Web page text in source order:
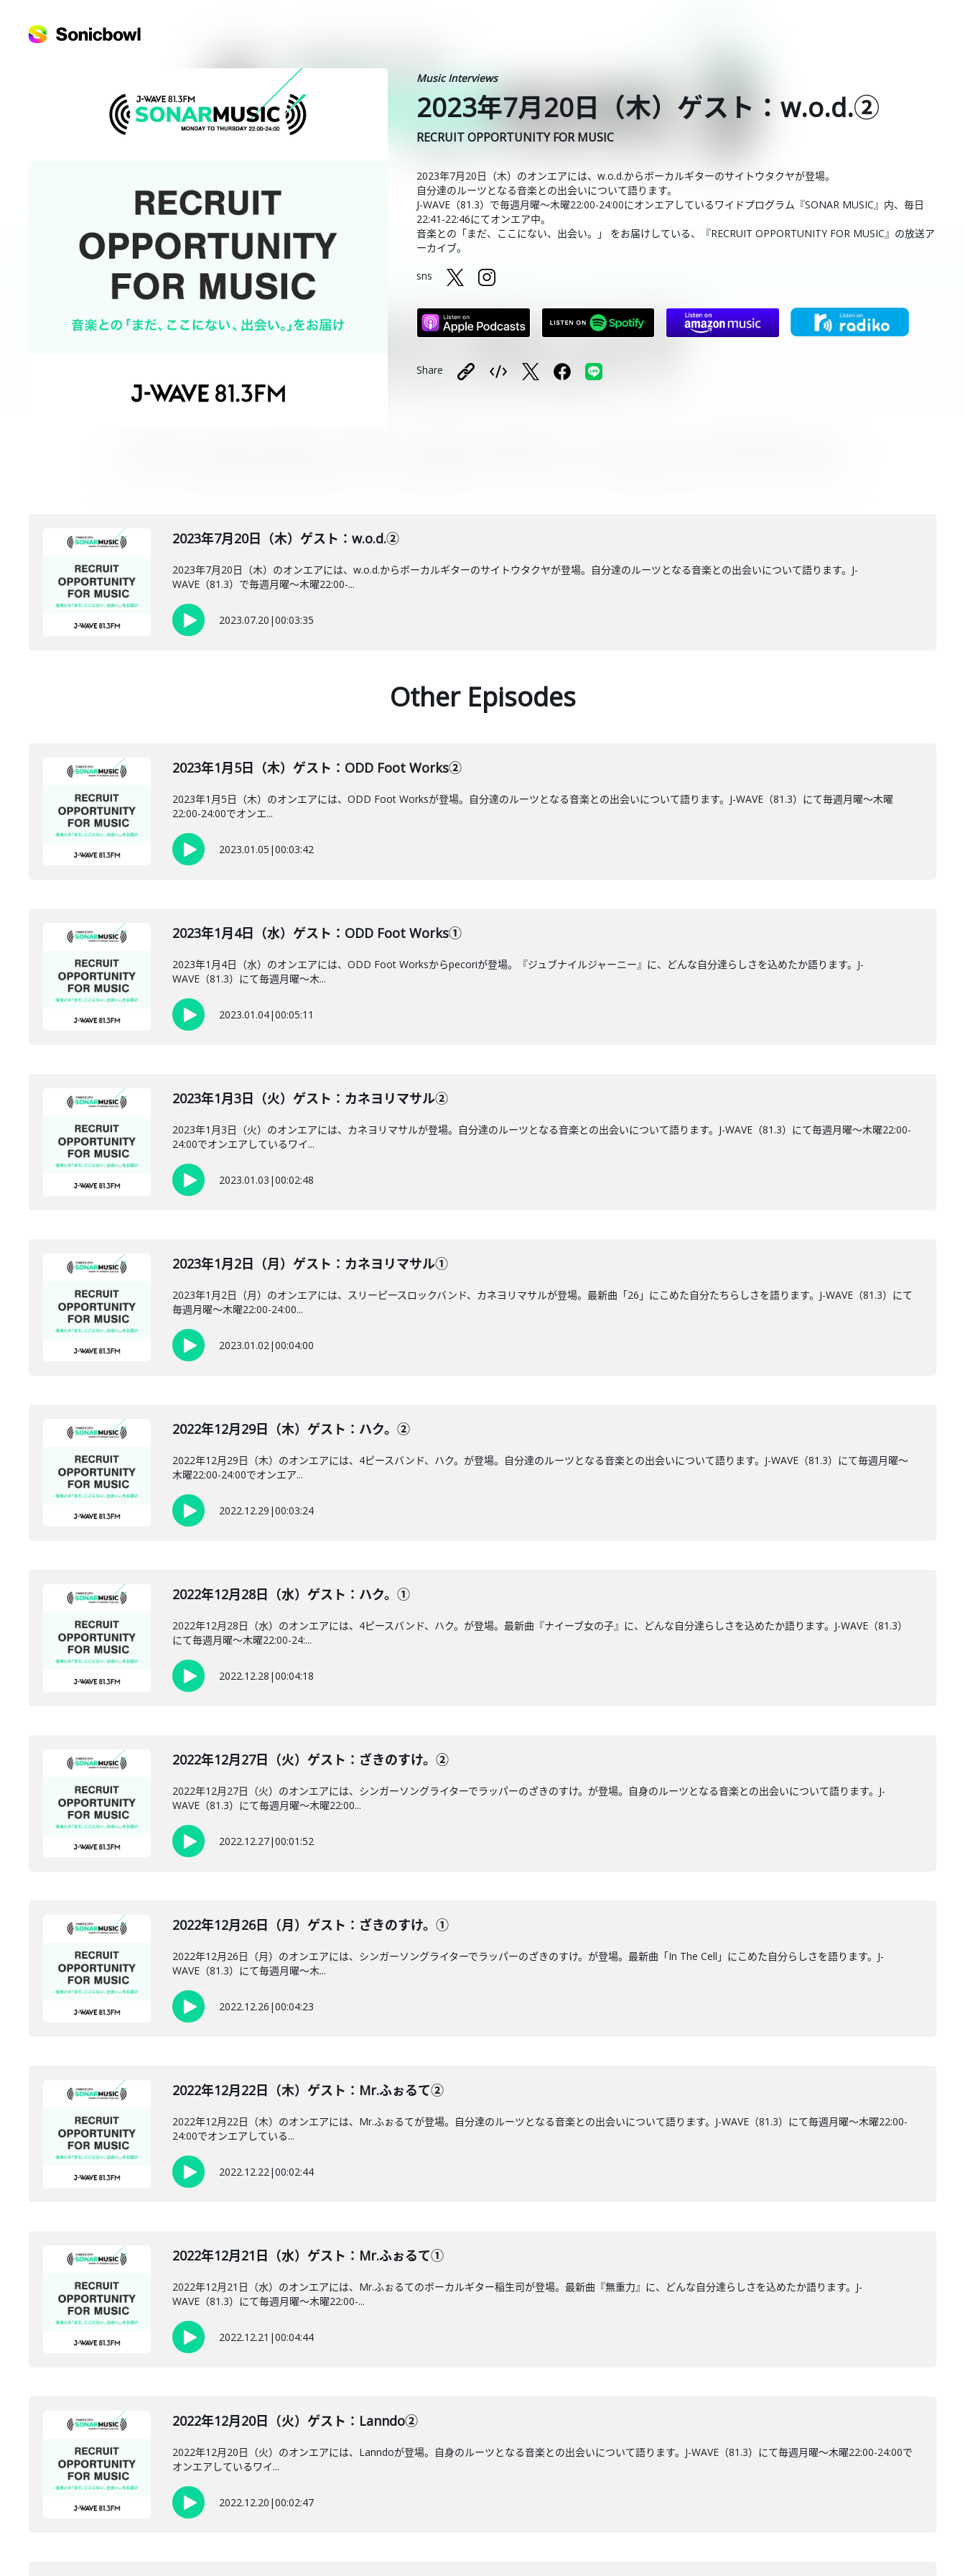
Music Interviews
2023年7月20日（木）ゲスト：w.o.d.②
RECRUIT OPPORTUNITY FOR MUSIC
2023年7月20日（木）のオンエアには、w.o.d.からボーカルギターのサイトウタクヤが登場。
自分達のルーツとなる音楽との出会いについて語ります。
J-WAVE（81.3）で毎週月曜～木曜22:00-24:00にオンエアしているワイドプログラム『SONAR MUSIC』内、毎日
22:41-22:46にてオンエア中。
音楽との「まだ、ここにない、出会い。」 をお届けしている、『RECRUIT OPPORTUNITY FOR MUSIC』の放送ア
ーカイブ。
sns
Share
2023年7月20日（木）ゲスト：w.o.d.②
2023年7月20日（木）のオンエアには、w.o.d.からボーカルギターのサイトウタクヤが登場。自分達のルーツとなる音楽との出会いについて語ります。J-
WAVE（81.3）で毎週月曜～木曜22:00-...
2023.07.20 |00:03:35
Other Episodes
2023年1月5日（木）ゲスト：ODD Foot Works②
2023年1月5日（木）のオンエアには、ODD Foot Worksが登場。自分達のルーツとなる音楽との出会いについて語ります。J-WAVE（81.3）にて毎週月曜～木曜
22:00-24:00でオンエ...
2023.01.05 |00:03:42
2023年1月4日（水）ゲスト：ODD Foot Works①
2023年1月4日（水）のオンエアには、ODD Foot Worksからpecoriが登場。『ジュブナイルジャーニー』に、どんな自分達らしさを込めたか語ります。J-
WAVE（81.3）にて毎週月曜～木...
2023.01.04|00:05:11
2023年1月3日（火）ゲスト：カネヨリマサル②
2023年1月3日（火）のオンエアには、カネヨリマサルが登場。自分達のルーツとなる音楽との出会いについて語ります。J-WAVE（81.3）にて毎週月曜～木曜22:00-
24:00でオンエアしているワイ...
2023.01.03 |00:02:48
2023年1月2日（月）ゲスト：カネヨリマサル①
2023年1月2日（月）のオンエアには、スリーピースロックバンド、カネヨリマサルが登場。最新曲「26」にこめた自分たちらしさを語ります。J-WAVE（81.3）にて
毎週月曜～木曜22:00-24:00...
2023.01.02|00:04:00
2022年12月29日（木）ゲスト：ハク。②
2022年12月29日（木）のオンエアには、4ピースバンド、ハク。が登場。自分達のルーツとなる音楽との出会いについて語ります。J-WAVE（81.3）にて毎週月曜～
木曜22:00-24:00でオンエア...
2022.12.29 |00:03:24
2022年12月28日（水）ゲスト：ハク。①
2022年12月28日（水）のオンエアには、4ピースバンド、ハク。が登場。最新曲『ナイーブ女の子』に、どんな自分達らしさを込めたか語ります。J-WAVE（81.3）
にて毎週月曜～木曜22:00-24:...
2022.12.28 |00:04:18
2022年12月27日（火）ゲスト：ざきのすけ。②
2022年12月27日（火）のオンエアには、シンガーソングライターでラッパーのざきのすけ。が登場。自身のルーツとなる音楽との出会いについて語ります。J-
WAVE（81.3）にて毎週月曜～木曜22:00...
2022.12.27|00:01:52
2022年12月26日（月）ゲスト：ざきのすけ。①
2022年12月26日（月）のオンエアには、シンガーソングライターでラッパーのざきのすけ。が登場。最新曲「In The Cell」にこめた自分らしさを語ります。J-
WAVE（81.3）にて毎週月曜～木...
2022.12.26 |00:04:23
2022年12月22日（木）ゲスト：Mr.ふぉるて②
2022年12月22日（木）のオンエアには、Mr.ふぉるてが登場。自分達のルーツとなる音楽との出会いについて語ります。J-WAVE（81.3）にて毎週月曜～木曜22:00-
24:00でオンエアしている...
2022.12.22|00:02:44
2022年12月21日（水）ゲスト：Mr.ふぉるて①
2022年12月21日（水）のオンエアには、Mr.ふぉるてのボーカルギター稲生司が登場。最新曲『無重力』に、どんな自分達らしさを込めたか語ります。J-
WAVE（81.3）にて毎週月曜～木曜22:00-...
2022.12.21 |00:04:44
2022年12月20日（火）ゲスト：Lanndo②
2022年12月20日（火）のオンエアには、Lanndoが登場。自身のルーツとなる音楽との出会いについて語ります。J-WAVE（81.3）にて毎週月曜～木曜22:00-24:00で
オンエアしているワイ...
2022.12.20 |00:02:47